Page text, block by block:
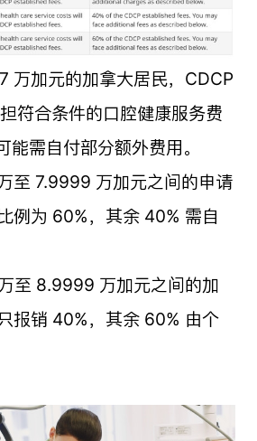
万加元的加拿大居民，CDCP
符合条件的口腔健康服务费
能需自付部分额外费用。
至 7.9999 万加元之间的申请
例为 60%，其余 40% 需自
至 8.9999 万加元之间的加
报销 40%，其余 60% 由个